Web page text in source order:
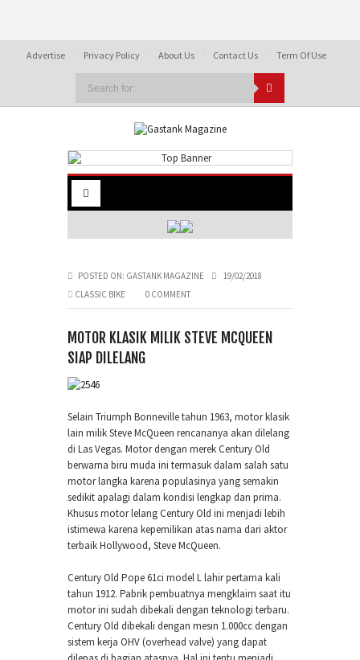
Advertise Privacy Policy About Us Contact Us Term Of Use
POSTED ON: GASTANK MAGAZINE
19/02/2018
CLASSIC BIKE
0 COMMENT
MOTOR KLASIK MILIK STEVE MCQUEEN
SIAP DILELANG
Selain Triumph Bonneville tahun 1963, motor klasik
lain milik Steve McQueen rencananya akan dilelang
di Las Vegas. Motor dengan merek Century Old
berwarna biru muda ini termasuk dalam salah satu
motor langka karena populasinya yang semakin
sedikit apalagi dalam kondisi lengkap dan prima.
Khusus motor lelang Century Old ini menjadi lebih
istimewa karena kepemilikan atas nama dari aktor
terbaik Hollywood, Steve McQueen.
Century Old Pope 61ci model L lahir pertama kali
tahun 1912. Pabrik pembuatnya mengklaim saat itu
motor ini sudah dibekali dengan teknologi terbaru.
Century Old dibekali dengan mesin 1.000cc dengan
sistem kerja OHV (overhead valve) yang dapat